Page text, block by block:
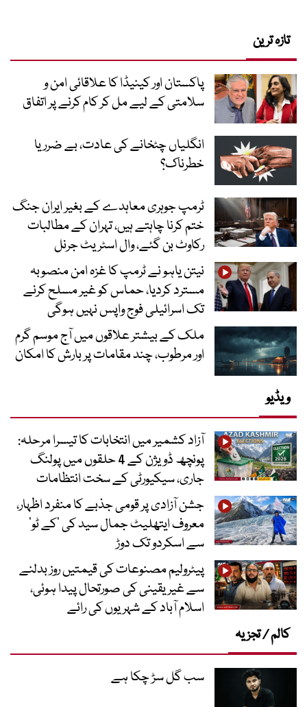
تازہ ترین
پاکستان اور کینیڈا کا علاقائی امن و
سلامتی کے لیے مل کر کام کرنے پر اتفاق
انگلیاں چٹخانے کی عادت، بے ضرر یا
خطرناک؟
ٹرمپ جوہری معاہدے کے بغیر ایران جنگ
ختم کرنا چاہتے ہیں، تہران کے مطالبات
رکاوٹ بن گئے، وال اسٹریٹ جرنل
نیتن یاہو نے ٹرمپ کا غزہ امن منصوبہ
مسترد کردیا، حماس کو غیر مسلح کرنے
تک اسرائیلی فوج واپس نہیں ہوگی
ملک کے بیشتر علاقوں میں آج موسم گرم
اور مرطوب، چند مقامات پر بارش کا امکان
ویڈیو
آزاد کشمیر میں انتخابات کا تیسرا مرحلہ:
پونچھ ڈویژن کے 4 حلقوں میں پولنگ
جاری، سیکیورٹی کے سخت انتظامات
جشن آزادی پر قومی جذبے کا منفرد اظہار،
معروف ایتھلیٹ جمال سید کی ’کے ٹو‘
سے اسکردو تک دوڑ
پیٹرولیم مصنوعات کی قیمتیں روز بدلنے
سے غیر یقینی کی صورتحال پیدا ہوئی،
اسلام آباد کے شہریوں کی رائے
کالم / تجزیہ
سب گل سڑ چکا ہے